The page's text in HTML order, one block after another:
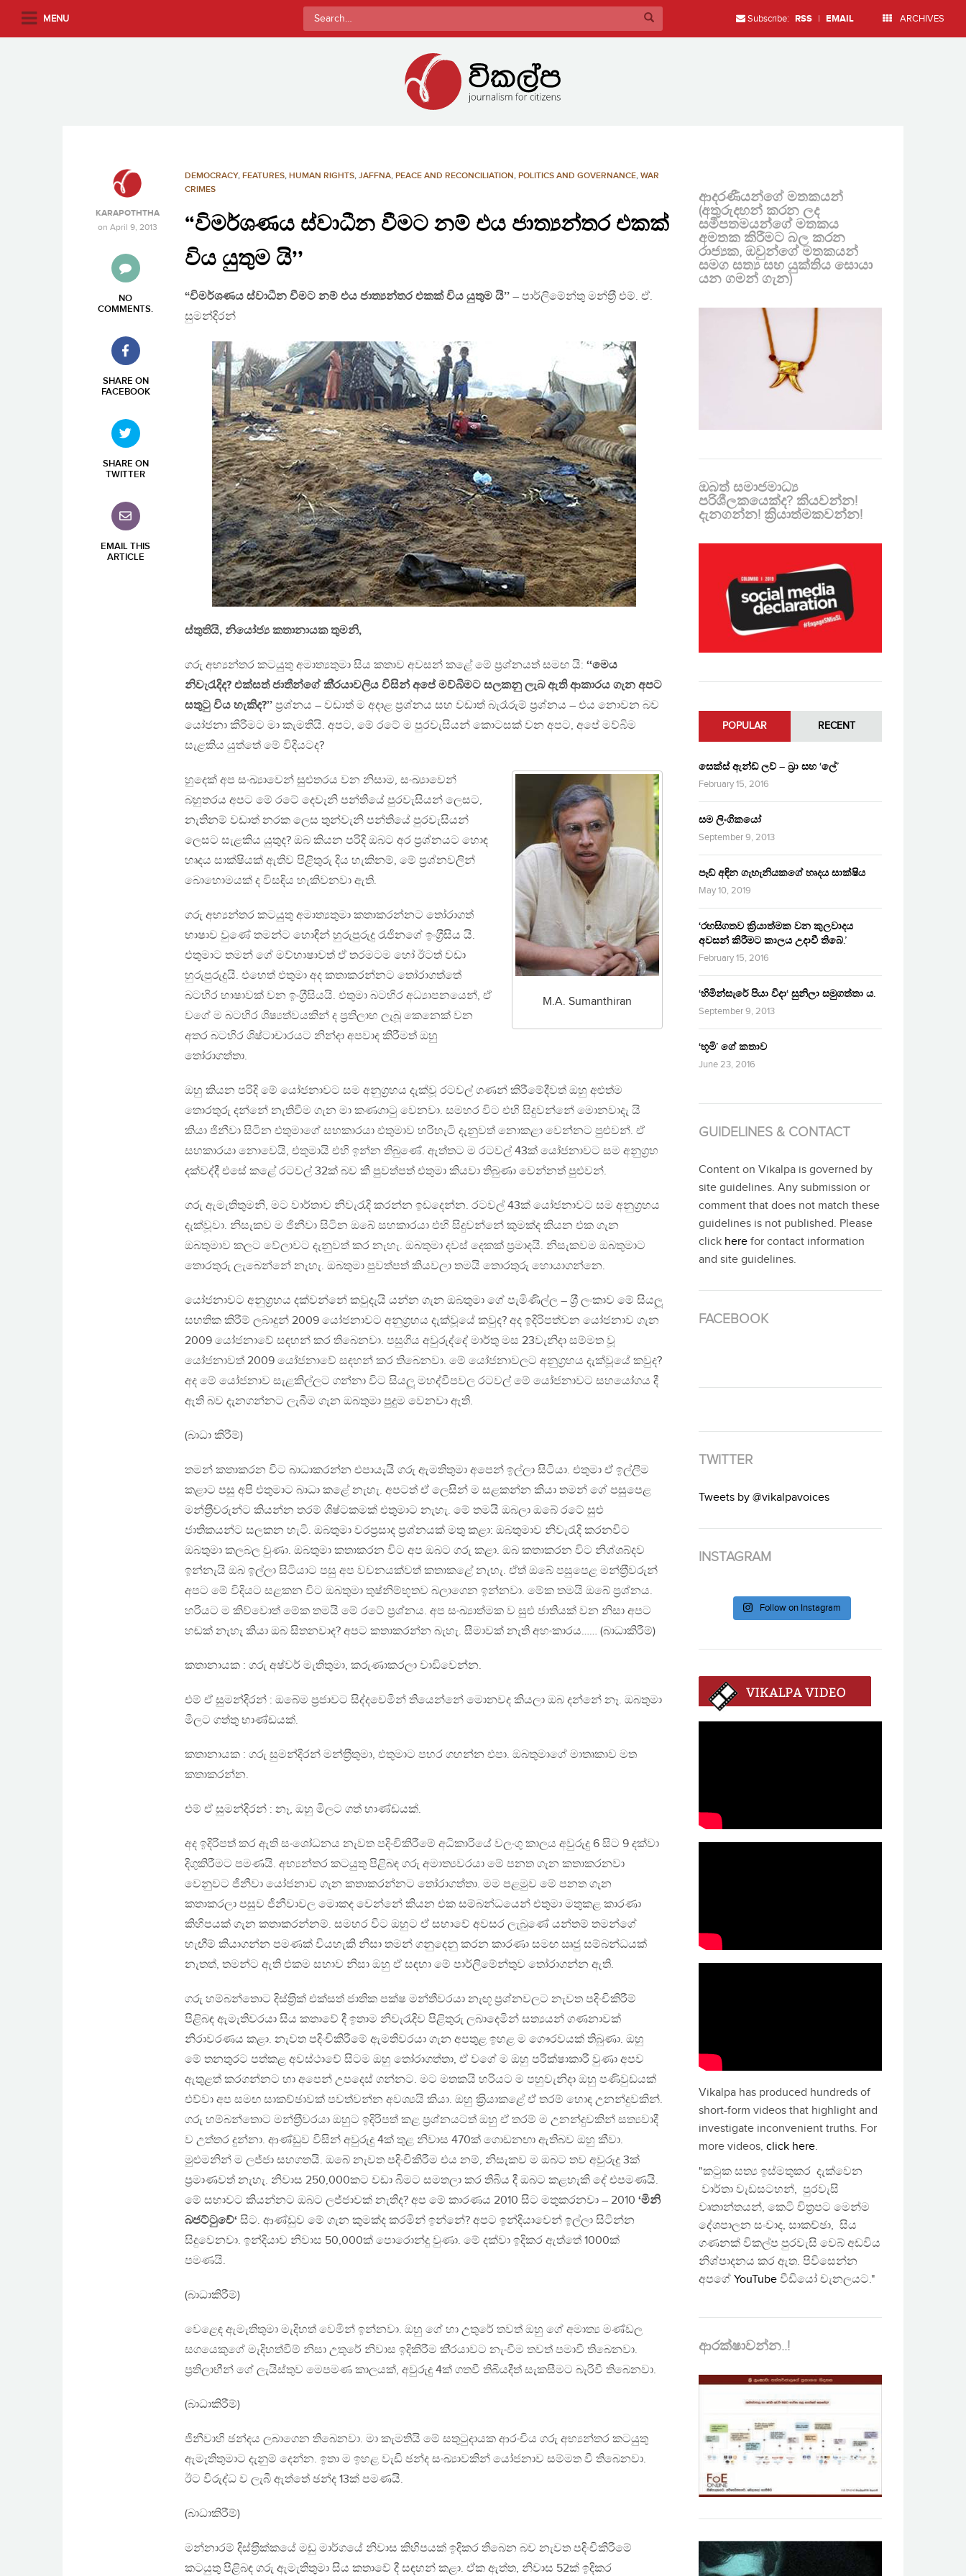
MENU
Search
for:
Subscribe: RSS | EMAIL ARCHIVES
DEMOCRACY, FEATURES, HUMAN RIGHTS, JAFFNA, PEACE AND RECONCILIATION, POLITICS AND GOVERNANCE, WAR
CRIMES
“විමර්ශණය ස්වාධීන වීමට නම් එය ජාත්‍යන්තර එකක්
විය යුතුම යි’’
KARAPOTHTHA
on April 9, 2013
NO
COMMENTS.
SHARE ON
FACEBOOK
SHARE ON
TWITTER
EMAIL THIS
ARTICLE
“විමර්ශණය ස්වාධීන වීමට නම් එය ජාත්‍යන්තර එකක් විය යුතුම යි’’ – පාර්ලිමේන්තු මන්ත‍්‍රී එම්. ඒ.
සුමන්දිරන්
ස්තුතියි, නියෝජ්‍ය කතානායක තුමනි,
ගරු අභ්‍යන්තර කටයුතු අමාත්‍යතුමා සිය කතාව අවසන් කළේ මේ ප‍්‍රශ්නයත් සමඟ යි: ‘‘මෙය
නිවැරැදිද? එක්සත් ජාතීන්ගේ කි‍්‍රයාවලිය විසින් අපේ මව්බිමට සලකනු ලැබ ඇති ආකාරය ගැන අපට
සතුටු විය හැකිද?’’ ප‍්‍රශ්නය – වඩාත් ම අදාළ ප‍්‍රශ්නය සහ වඩාත් බැරෑරුම් ප‍්‍රශ්නය – එය නොවන බව
යෝජනා කිරීමට මා කැමතියි. අපට, මේ රටේ ම පුරවැසියන් කොටසක් වන අපට, අපේ මව්බිම
සැළකිය යුත්තේ මේ විදියටද?
M.A. Sumanthiran
හුදෙක් අප සංඛ්‍යාවෙන් සුළුතරය වන නිසාම, සංඛ්‍යාවෙන්
බහුතරය අපට මේ රටේ දෙවැනි පන්තියේ පුරවැසියන් ලෙසට,
නැතිනම් වඩාත් නරක ලෙස තුන්වැනි පන්තියේ පුරවැසියන්
ලෙසට සැළකිය යුතුද? ඔබ කියන පරිදි ඔබට අර ප‍්‍රශ්නයට හොඳ
හෘදය සාක්ෂියක් ඇතිව පිළිතුරු දිය හැකිනම්, මේ ප‍්‍රශ්නවලින්
බොහොමයක් ද විසඳිය හැකිවනවා ඇති.
ගරු අභ්‍යන්තර කටයුතු අමාත්‍යතුමා කතාකරන්නට තෝරාගත්
භාෂාව වුණේ තමන්ට හොඳින් හුරුපුරුදු රැජිනගේ ඉංග‍්‍රීසිය යි.
එතුමාට තමන් ගේ මව්භාෂාවත් ඒ තරමටම හෝ ඊටත් වඩා
හුරුපුරුදුයි. එහෙත් එතුමා අද කතාකරන්නට තෝරාගත්තේ
බටහිර භාෂාවක් වන ඉංග‍්‍රීසියයි. එතුමා බටහිර අධ්‍යාපනයෙන්, ඒ
වගේ ම බටහිර ශිෂ්‍යත්වයකින් ද ප‍්‍රතිලාභ ලැබූ කෙනෙක් වන
අතර බටහිර ශිෂ්ටාචාරයට නින්දා අපවාද කිරීමත් ඔහු
තෝරාගත්තා.
ඔහු කියන පරිදි මේ යෝජනාවට සම අනුග‍්‍රහය දැක්වූ රටවල් ගණන් කිරීමේදීවත් ඔහු අළුත්ම
තොරතුරු දන්නේ නැතිවීම ගැන මා කණගාටු වෙනවා. සමහර විට එහි සිදුවන්නේ මොනවාදැ යි
කියා ජිනීවා සිටින එතුමාගේ සහකාරයා එතුමාව හරිහැටි දැනුවත් නොකළා වෙන්නට පුළුවන්. ඒ
සහකාරයා නොවෙයි, එතුමායි එහි ඉන්න තිබුණේ. ඇත්තට ම රටවල් 43ක් යෝජනාවට සම අනුග‍්‍රහ
දක්වද්දී එසේ කළේ රටවල් 32ක් බව කී පුවත්පත් එතුමා කියවා තිබුණා වෙන්නත් පුළුවන්.
ගරු ඇමැතිතුමනි, මට වාර්තාව නිවැරැදි කරන්න ඉඩදෙන්න. රටවල් 43ක් යෝජනාවට සම අනුග‍්‍රහය
දැක්වූවා. නිසැකව ම ජිනීවා සිටින ඔබේ සහකාරයා එහි සිදුවන්නේ කුමක්ද කියන එක ගැන
ඔබතුමාව කලට වේලාවට දැනුවත් කර නැහැ. ඔබතුමා දවස් දෙකක් ප‍්‍රමාදයි. නිසැකවම ඔබතුමාට
තොරතුරු ලැබෙන්නේ නැහැ. ඔබතුමා පුවත්පත් කියවලා තමයි තොරතුරු හොයාගන්නෙ.
යෝජනාවට අනුග‍්‍රහය දක්වන්නේ කවුදැයි යන්න ගැන ඔබතුමා ගේ පැමිණිල්ල – ශ‍්‍රී ලංකාව මේ සියලූ
සහතික කිරීම් ලබාදුන් 2009 යෝජනාවට අනුග‍්‍රහය දැක්වූයේ කවුද? අද ඉදිරිපත්වන යෝජනාව ගැන
2009 යෝජනාවේ සඳහන් කර තිබෙනවා. පසුගිය අවුරුද්දේ මාර්තු මස 23වැනිදා සම්මත වූ
යෝජනාවත් 2009 යෝජනාවේ සඳහන් කර තිබෙනවා. මේ යෝජනාවලට අනුග‍්‍රහය දැක්වූයේ කවුද?
අද මේ යෝජනාව සැළකිල්ලට ගන්නා විට සියලූ මහද්වීපවල රටවල් මේ යෝජනාවට සහයෝගය දී
ඇති බව දැනගන්නට ලැබීම ගැන ඔබතුමා පුදුම වෙනවා ඇති.
(බාධා කිරීම්)
තමන් කතාකරන විට බාධාකරන්න එපායැයි ගරු ඇමතිතුමා අපෙන් ඉල්ලා සිටියා. එතුමා ඒ ඉල්ලීම
කළාට පසු අපි එතුමාට බාධා කළේ නැහැ. අපටත් ඒ ලෙසින් ම සළකන්න කියා තමන් ගේ පසුපෙළ
මන්ත‍්‍රීවරුන්ට කියන්න තරම් ශිෂ්ටකමක් එතුමාට නැහැ. මේ තමයි ඔබලා ඔබේ රටේ සුළු
ජාතිකයන්ට සලකන හැටි. ඔබතුමා වරප‍්‍රසාද ප‍්‍රශ්නයක් මතු කළා: ඔබතුමාව නිවැරැදි කරනවිට
ඔබතුමා කලබල වුණා. ඔබතුමා කතාකරන විට අප ඔබට ගරු කළා. ඔබ කතාකරන විට නිශ්ශබ්දව
ඉන්නැයි ඔබ ඉල්ලා සිටියාට පසු අප වචනයක්වත් කතාකළේ නැහැ. ඒත් ඔබේ පසුපෙළ මන්ත‍්‍රීවරුන්
අපට මේ විදියට සළකන විට ඔබතුමා තුෂ්නිම්භූතව බලාගෙන ඉන්නවා. මේක තමයි ඔබේ ප‍්‍රශ්නය.
හරියට ම කිව්වොත් මේක තමයි මේ රටේ ප‍්‍රශ්නය. අප සංඛ්‍යාත්මක ව සුළු ජාතියක් වන නිසා අපට
හඬක් නැහැ කියා ඔබ සිතනවාද? අපට කතාකරන්න බැහැ. සීමාවක් නැති අහංකාරය…… (බාධාකිරීම්)
කතානායක : ගරු අෂ්වර් මැතිතුමා, කරුණාකරලා වාඩිවෙන්න.
එම් ඒ සුමන්දිරන් : ඔබේම ප‍්‍රජාවට සිද්දවෙමින් තියෙන්නේ මොනවද කියලා ඔබ දන්නේ නෑ. ඔබතුමා
මිලට ගත්තු භාණ්ඩයක්.
කතානායක : ගරු සුමන්දිරන් මන්ත‍්‍රීතුමා, එතුමාට පහර ගහන්න එපා. ඔබතුමාගේ මාතෘකාව මත
කතාකරන්න.
එම් ඒ සුමන්දිරන් : නෑ, ඔහු මිලට ගත් භාණ්ඩයක්.
අද ඉදිරිපත් කර ඇති සංශෝධනය නැවත පදිංචිකිරීමේ අධිකාරියේ වලංගු කාලය අවුරුදු 6 සිට 9 දක්වා
දිගුකිරීමට පමණයි. අභ්‍යන්තර කටයුතු පිළිබඳ ගරු අමාත්‍යවරයා මේ පනත ගැන කතාකරනවා
වෙනුවට ජිනීවා යෝජනාව ගැන කතාකරන්නට තෝරාගත්තා. මම පළමුව මේ පනත ගැන
කතාකරලා පසුව ජිනීවාවල මොකද වෙන්නේ කියන එක සම්බන්ධයෙන් එතුමා මතුකළ කාරණා
කිහිපයක් ගැන කතාකරන්නම්. සමහර විට ඔහුට ඒ සභාවේ අවසර ලැබුණේ යන්තම් තමන්ගේ
හැඟීම් කියාගන්න පමණක් වියහැකි නිසා තමන් ගනුදෙනු කරන කාරණා සමඟ ඍජු සම්බන්ධයක්
නැතත්, තමන්ට ඇති එකම සභාව නිසා ඔහු ඒ සඳහා මේ පාර්ලිමේන්තුව තෝරාගන්න ඇති.
ගරු හම්බන්තොට දිස්ත‍්‍රික් එක්සත් ජාතික පක්ෂ මන්තීවරයා නැඟූ ප‍්‍රශ්නවලට නැවත පදිංචිකිරීම්
පිළිබඳ ඇමැතිවරයා සිය කතාවේ දී ඉතාම නිවැරැදිව පිළිතුරු ලබාදෙමින් සත්‍යයන් ගණනාවක්
නිරාවරණය කළා. නැවත පදිංචිකිරීමේ ඇමතිවරයා ගැන අපතුළ ඉහළ ම ගෞරවයක් තිබුණා. ඔහු
මේ තනතුරට පත්කළ අවස්ථාවේ සිටම ඔහු තෝරාගත්තා, ඒ වගේ ම ඔහු පරීක්ෂාකාරී වුණා අපව
ඇතුළත් කරගන්නට හා අපෙන් උපදෙස් ගන්නට. මට මතකයි හරියට ම පහුවැනිදා ඔහු පණිවුඩයක්
එව්වා අප සමඟ සාකච්ඡාවක් පවත්වන්න අවශ්‍යයි කියා. ඔහු ක‍්‍රියාකළේ ඒ තරම් හොඳ උනන්දුවකින්.
ගරු හම්බන්තොට මන්ත‍්‍රීවරයා ඔහුට ඉදිරිපත් කළ ප‍්‍රශ්නයටත් ඔහු ඒ තරම් ම උනන්දුවකින් සත්‍යවාදී
ව උත්තර දුන්නා. ආණ්ඩුව විසින් අවුරුදු 4ක් තුළ නිවාස 470ක් ගොඩනඟා ඇතිබව ඔහු කීවා.
මුළුමනින් ම ලජ්ජා සහගතයි. ඔබේ නැවත පදිංචිකිරීම එය නම්, නිසැකව ම ඔබට තව අවුරුදු 3ක්
ප‍්‍රමාණවත් නැහැ. නිවාස 250,000කට වඩා බිමට සමතලා කර තිබිය දී ඔබට කළහැකි දේ එපමණයි.
මේ සභාවට කියන්නට ඔබට ලජ්ජාවක් නැතිද? අප මේ කාරණය 2010 සිට මතුකරනවා – 2010 ‘මිනි
බජට්ටුවේ‘ සිට. ආණ්ඩුව මේ ගැන කුමක්ද කරමින් ඉන්නේ? අපට ඉන්දියාවෙන් ඉල්ලා සිටින්න
සිදුවෙනවා. ඉන්දියාව නිවාස 50,000ක් පොරොන්දු වුණා. මේ දක්වා ඉදිකර ඇත්තේ 1000ක්
පමණයි.
(බාධාකිරීම්)
වෙළෙඳ ඇමැතිතුමා මැදිහත් වෙමින් ඉන්නවා. ඔහු ගේ හා උතුරේ තවත් ඔහු ගේ අමාත්‍ය මණ්ඩල
සගයෙකුගේ මැදිහත්වීම් නිසා උතුරේ නිවාස ඉදිකිරීම කි‍්‍රයාවට නැංවීම තවත් පමාවී තිබෙනවා.
ප‍්‍රතිලාභීන් ගේ ලැයිස්තුව මෙපමණ කාලයක්, අවුරුදු 4ක් ගතවී තිබියදීත් සැකසීමට බැරිවී තිබෙනවා.
(බාධාකිරීම්)
ජිනීවාහි ඡන්දය ලබාගෙන තිබෙනවා. මා කැමතියි මේ සතුටුදායක ආරංචිය ගරු අභ්‍යන්තර කටයුතු
ඇමැතිතුමාට දැනුම් දෙන්න. ඉතා ම ඉහළ වැඩි ඡන්ද සංඛ්‍යාවකින් යෝජනාව සම්මත වී තිබෙනවා.
ඊට විරුද්ධ ව ලැබී ඇත්තේ ඡන්ද 13ක් පමණයි.
(බාධාකිරීම්)
මන්නාරම් දිස්ත‍්‍රික්කයේ මඩු මාර්ගයේ නිවාස කිහිපයක් ඉදිකර තිබෙන බව නැවත පදිංචිකිරීමේ
කටයුතු පිළිබඳ ගරු ඇමැතිතුමා සිය කතාවේ දී සඳහන් කළා. ඒක ඇත්ත, නිවාස 52ක් ඉදිකර
ආදරණීයන්ගේ මතකයන්
(අතුරුදහන් කරන ලද
සමීපතමයන්ගේ මතකය
අමතක කිරීමට බල කරන
රාජ්‍යක, ඔවුන්ගේ මතකයන්
සමග සත්‍ය සහ යුක්තිය සොයා
යන ගමන් ගැන)
ඔබත් සමාජමාධ්‍ය
පරිශීලකයෙක්ද? කියවන්න!
දැනගන්න! ක්‍රියාත්මකවන්න!
POPULAR RECENT
සෙක්ස් ඇන්ඩ් ලව් – බ්‍රා සහ ‘ලේ’
February 15, 2016
සම ලිංගිකයෝ
September 9, 2013
පෑඩ් අඳින ගැහැනියකගේ හෘදය සාක්ෂිය
May 10, 2019
‘රහසිගතව ක්‍රියාත්මක වන කුලවාදය
අවසන් කිරීමට කාලය උදාවී තිබේ.’
February 15, 2016
‘හිමින්සැරේ පියා විදා‘ සුනිලා සමුගත්තා ය.
September 9, 2013
‘භූමි’ ගේ කතාව
June 23, 2016
GUIDELINES & CONTACT
Content on Vikalpa is governed by
site guidelines. Any submission or
comment that does not match these
guidelines is not published. Please
click here for contact information
and site guidelines.
FACEBOOK
TWITTER
Tweets by @vikalpavoices
INSTAGRAM
Follow on Instagram
Vikalpa has produced hundreds of
short-form videos that highlight and
investigate inconvenient truths. For
more videos, click here.
"කටුක සත්‍ය ඉස්මතුකර දැක්වෙන
වාර්තා වැඩසටහන්, පුරවැසි
වෘතාන්තයන්, කෙටි චිත්‍රපට මෙන්ම
දේශපාලන සංවාද, සාකච්ඡා, සිය
ගණනක් විකල්ප පුරවැසි වෙබ් අඩවිය
නිශ්පාදනය කර ඇත. පිවිසෙන්න
අපගේ YouTube වීඩියෝ චැනලයට."
ආරක්ෂාවන්න..!